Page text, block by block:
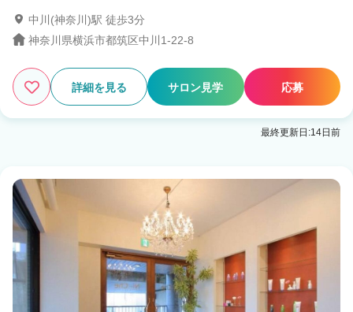
中川(神奈川)駅 徒歩3分
神奈川県横浜市都筑区中川1-22-8
詳細を見る サロン見学 応募
最終更新日:14日前